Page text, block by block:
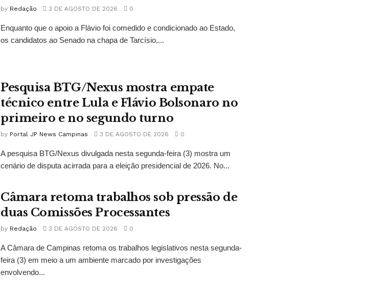
by Redação 3 DE AGOSTO DE 2026 0
Enquanto que o apoio a Flávio foi comedido e condicionado ao Estado,
os candidatos ao Senado na chapa de Tarcísio,...
Pesquisa BTG/Nexus mostra empate
técnico entre Lula e Flávio Bolsonaro no
primeiro e no segundo turno
by Portal JP News Campinas 3 DE AGOSTO DE 2026 0
A pesquisa BTG/Nexus divulgada nesta segunda-feira (3) mostra um
cenário de disputa acirrada para a eleição presidencial de 2026. No...
Câmara retoma trabalhos sob pressão de
duas Comissões Processantes
by Redação 3 DE AGOSTO DE 2026 0
A Câmara de Campinas retoma os trabalhos legislativos nesta segunda-
feira (3) em meio a um ambiente marcado por investigações
envolvendo...